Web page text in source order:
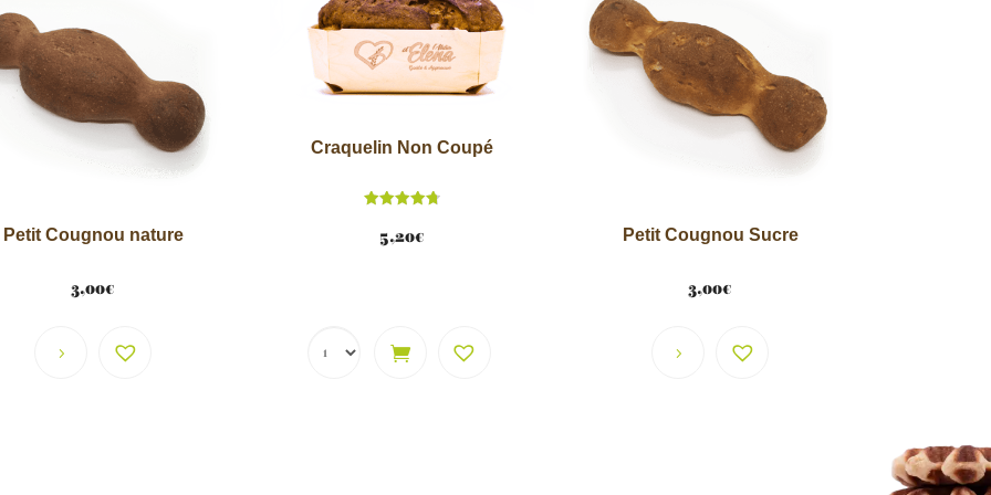
v
e
Petit Cougnou nature
3,00€
Craquelin Non Coupé
4.78
sur 5
5,20€ Petit Cougnou Sucre
3,00€